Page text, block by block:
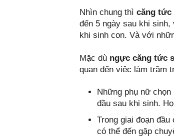
Nhìn chung thì căng tức
đến 5 ngày sau khi
khi sinh con. Và với
Mặc dù ngực căng tức
quan đến việc làm trầm
Những phụ nữ
đầu sau khi sinh.
Trong giai đoạn
có thể đến gặp